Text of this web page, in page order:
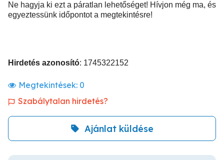
Ne hagyja ki ezt a páratlan lehetőséget! Hívjon még ma, és
egyeztessünk időpontot a megtekintésre!
Hirdetés azonosító: 1745322152
Megtekintések: 0
Szabálytalan hirdetés?
Ajánlat küldése